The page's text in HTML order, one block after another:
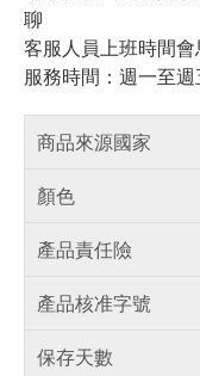
聊
客服人員上班時間會
服務時間：週一至
商品來源國家
顏色
產品責任險
產品核准字號
保存天數